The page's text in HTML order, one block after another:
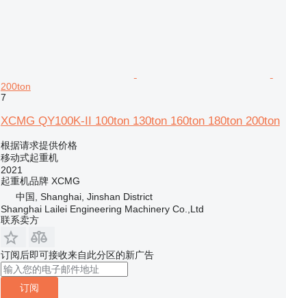
200ton
7
XCMG QY100K-II 100ton 130ton 160ton 180ton 200ton
根据请求提供价格
移动式起重机
2021
起重机品牌 XCMG
中国, Shanghai, Jinshan District
Shanghai Lailei Engineering Machinery Co.,Ltd
联系卖方
订阅后即可接收来自此分区的新广告
订阅